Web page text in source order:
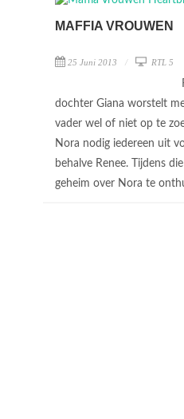
MAFFIA VROUWEN
25 Juni 2013 RTL 5
dochter Giana worstelt
vader wel of niet op te
Nora nodig iedereen uit
behalve Renee. Tijdens
geheim over Nora te